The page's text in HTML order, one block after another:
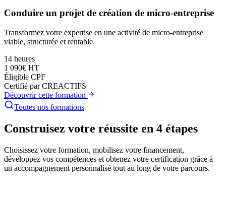
Conduire un projet de création de micro-entreprise
Transformez votre expertise en une activité de micro-entreprise
viable, structurée et rentable.
14 heures
1 090€ HT
Éligible CPF
Certifié par CREACTIFS
Découvrir cette formation
Toutes nos formations
Construisez votre réussite en 4 étapes
Choisissez votre formation, mobilisez votre financement,
développez vos compétences et obtenez votre certification grâce à
un accompagnement personnalisé tout au long de votre parcours.